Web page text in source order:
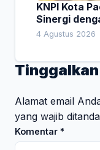
KNPI Kota
Sinergi
DPRD
4 Agustus 2026
Alamat email
yang wajib
Komentar *